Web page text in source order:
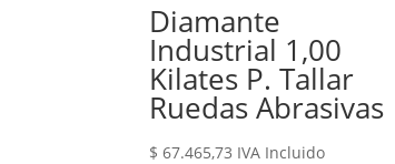
Diamante
Industrial 1,00
Kilates P. Tallar
Ruedas Abrasivas
$ 67.465,73 IVA Incluido